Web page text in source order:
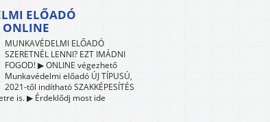
ELŐADÓ
MUNKAVÉDELMI ELŐADÓ
SZERETNÉL LENNI? EZT IMÁDNI
FOGOD! ▶ ONLINE végezhető
Munkavédelmi előadó ÚJ TÍPUSÚ,
2021-től indítható SZAKKÉPESÍTÉS
is. ▶ Érdeklődj most ide